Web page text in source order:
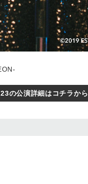
の公演詳細はコチラから